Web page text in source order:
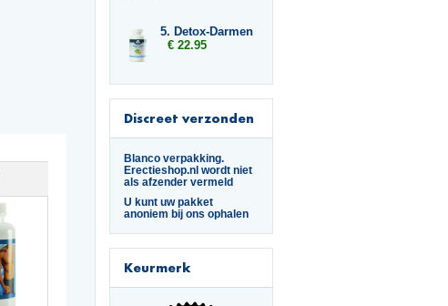
5. Detox-Darmen
€ 22.95
Discreet verzonden
Blanco verpakking.
Erectieshop.nl wordt niet
als afzender vermeld
U kunt uw pakket
anoniem bij ons ophalen
Keurmerk